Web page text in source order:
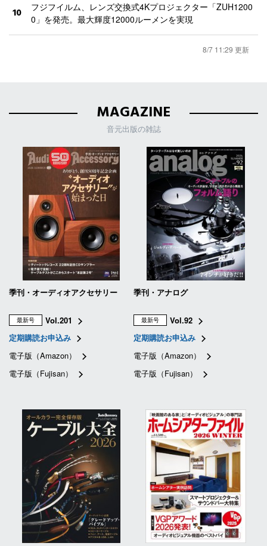
10
フジフイルム、レンズ交換式4Kプロジェクター「ZUH1200
0」を発売。最大輝度12000ルーメンを実現
8/7 11:29 更新
MAGAZINE
音元出版の雑誌
季刊・オーディオアクセサリー
最新号
Vol.201
定期購読お申込み
電子版（Amazon）
電子版（Fujisan）
季刊・アナログ
最新号
Vol.92
定期購読お申込み
電子版（Amazon）
電子版（Fujisan）